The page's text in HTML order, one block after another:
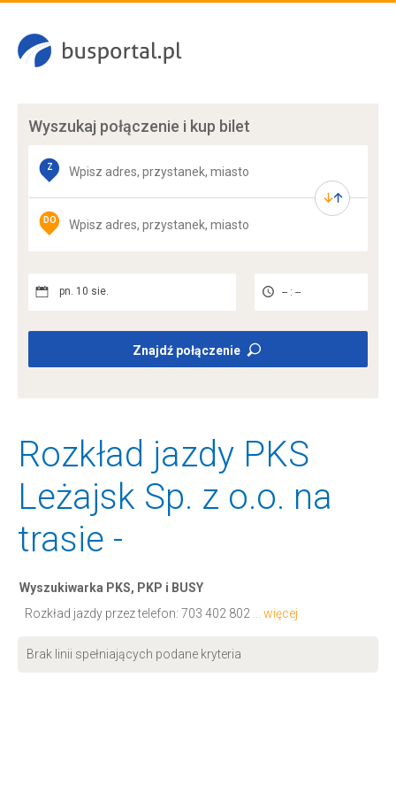
Wyszukaj połączenie i kup bilet
Z
DO
pn. 10 sie. -- : --
Znajdź połączenie
Rozkład jazdy PKS
Leżajsk Sp. z o.o. na
trasie -
Wyszukiwarka PKS, PKP i BUSY
Rozkład jazdy przez telefon: 703 402 802 ... więcej
Brak linii spełniających podane kryteria